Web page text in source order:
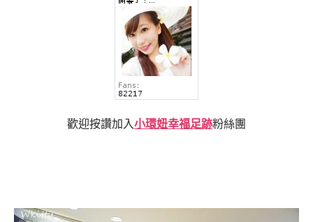
歡迎按讚加入小環妞幸福足跡粉絲團